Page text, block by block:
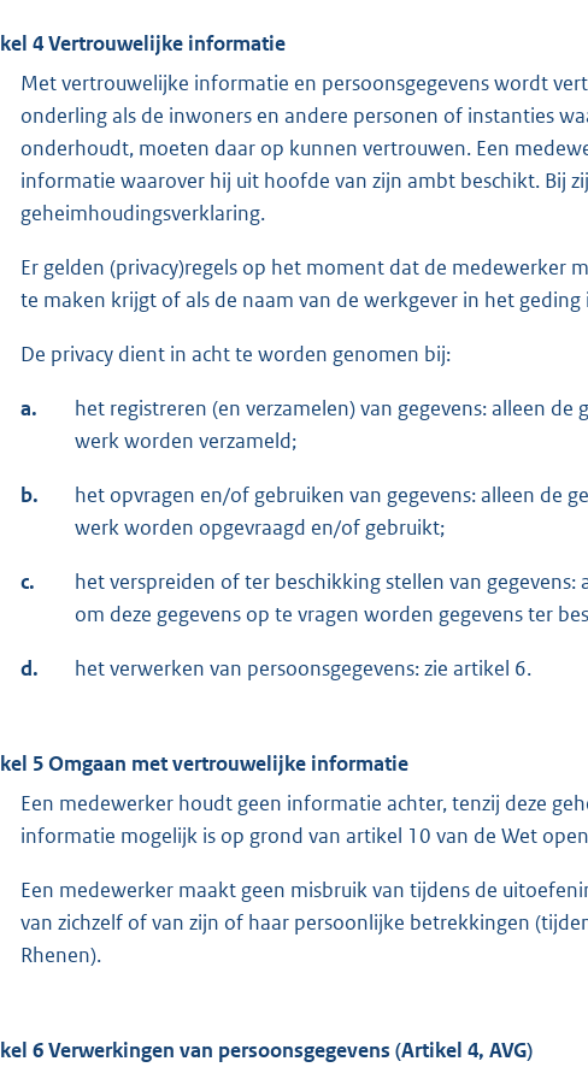
4 Vertrouwelijke informatie
Met vertrouwelijke informatie en persoonsgegevens wordt
onderling als de inwoners en andere personen of instanties
onderhoudt, moeten daar op kunnen vertrouwen. Een
informatie waarover hij uit hoofde van zijn ambt beschikt. Bij
geheimhoudingsverklaring.
Er gelden (privacy)regels op het moment dat de medewerker
te maken krijgt of als de naam van de werkgever in het geding
De privacy dient in acht te worden genomen bij:
a.
het registreren (en verzamelen) van gegevens: alleen
werk worden verzameld;
b.
het opvragen en/of gebruiken van gegevens: alleen de
werk worden opgevraagd en/of gebruikt;
c.
het verspreiden of ter beschikking stellen van
om deze gegevens op te vragen worden gegevens ter
d. het verwerken van persoonsgegevens: zie artikel 6.
5 Omgaan met vertrouwelijke informatie
Een medewerker houdt geen informatie achter, tenzij deze
informatie mogelijk is op grond van artikel 10 van de Wet
Een medewerker maakt geen misbruik van tijdens de
van zichzelf of van zijn of haar persoonlijke betrekkingen
Rhenen).
6 Verwerkingen van persoonsgegevens (Artikel 4, AVG)